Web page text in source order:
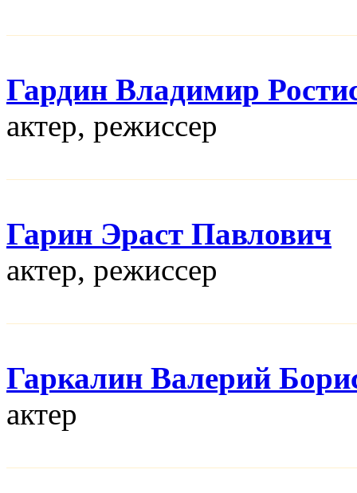
Гардин Владимир
актер, режисcер
Гарин Эраст Павлович
актер, режисcер
Гаркалин Валерий
актер